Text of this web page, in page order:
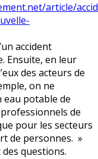
article/
accident
Ensuite, en leur
des acteurs de
on ne
eau potable de
de
pour les secteurs
de personnes. »
questions.